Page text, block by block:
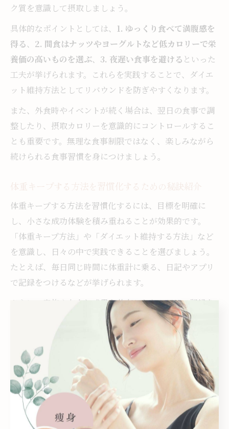
ク質を意識して摂取しましょう。
具体的なポイントとしては、 1. ゆっくり食べて満腹感を
得る、 2. 間食はナッツやヨーグルトなど低カロリーで栄
養価の高いものを選ぶ、 3. 夜遅い食事を避ける といった
工夫が挙げられます。これらを実践することで、ダイエ
ット維持方法としてリバウンドを防ぎやすくなります。
また、外食時やイベントが続く場合は、翌日の食事で調
整したり、摂取カロリーを意識的にコントロールするこ
とも重要です。無理な食事制限ではなく、楽しみながら
続けられる食事習慣を身につけましょう。
体重キープする方法を習慣化するための秘訣紹介
体重キープする方法を習慣化するには、目標を明確に
し、小さな成功体験を積み重ねることが効果的です。
「体重キープ方法」や「ダイエット維持する方法」など
を意識し、日々の中で実践できることを選びましょう。
たとえば、毎日同じ時間に体重計に乗る、日記やアプリ
で記録をつけるなどが挙げられます。
さらに、家族や友人と成果を共有したり、SNSで記録を
公開することでモチベーション維持にもつながります。
実際に、周囲のサポートがあったことで継続できたとい
う声も多く寄せられています。
注意点として、モチベーションが下がる日も必ずありま
すが、完璧を求めず「できる範囲で続ける」ことを意識
しましょう。無理なく習慣化することで、長期的な体重
キープが実現できます。